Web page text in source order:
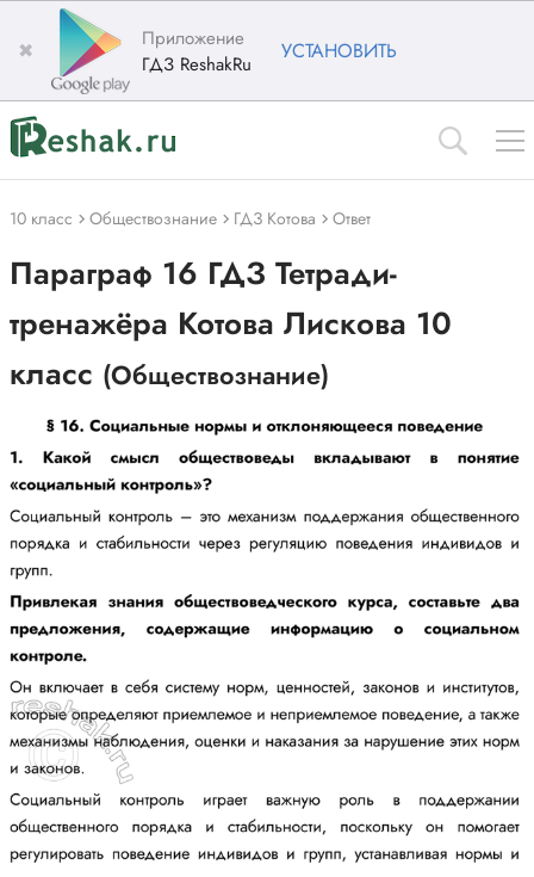
✖
Приложение
ГДЗ ReshakRu
УСТАНОВИТЬ
10 класс Обществознание ГДЗ Котова Ответ
Параграф 16 ГДЗ Тетради-
тренажёра Котова Лискова 10
класс (Обществознание)